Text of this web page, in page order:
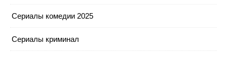
Сериалы комедии 2025
Сериалы криминал